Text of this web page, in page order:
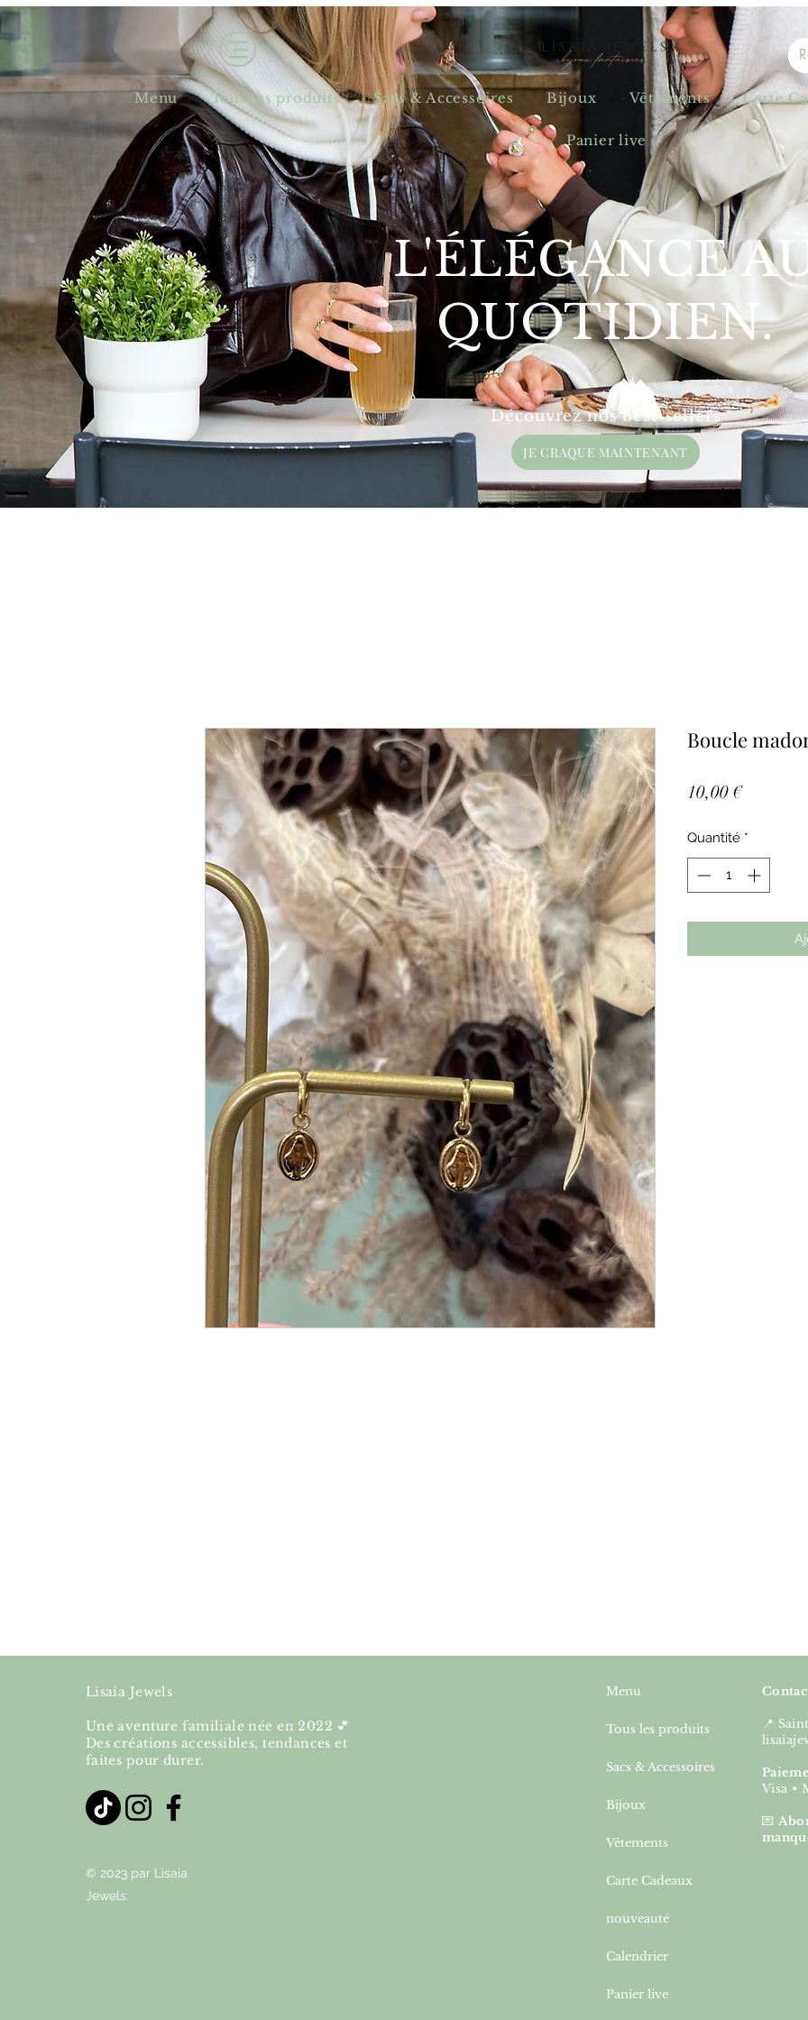
Menu Tous les produits Sacs & Accessoires Bijoux Vêtements Carte
Panier live
L'ÉLÉGANCE
QUOTIDIEN.
Découvrez nos best-sellers
JE CRAQUE MAINTENANT
Boucle
10,00 €Prix
Quantité *
Lisaia Jewels
Une aventure familiale née en 2022 💕
Des créations accessibles, tendances et
faites pour durer.
© 2023 par Lisaia
Jewels.
Menu
Tous les produits
Sacs & Accessoires
Bijoux
Vêtements
Carte Cadeaux
nouveauté
Calendrier
Panier live
📍
Visa •
💌